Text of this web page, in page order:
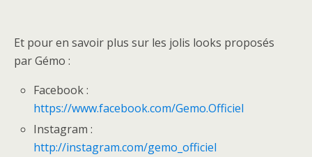
Et pour en savoir plus sur les jolis looks proposés
par Gémo :
Facebook :
https://www.facebook.com/Gemo.Officiel
Instagram :
http://instagram.com/gemo_officiel